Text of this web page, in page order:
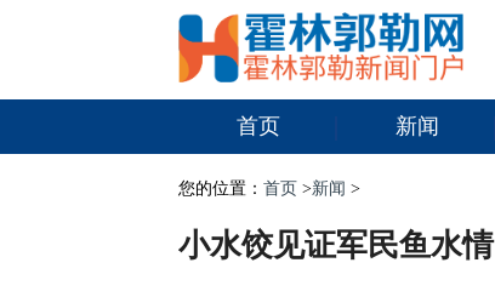
首页 新闻
您的位置： 首页 >新闻 >
小水饺见证军民鱼水情